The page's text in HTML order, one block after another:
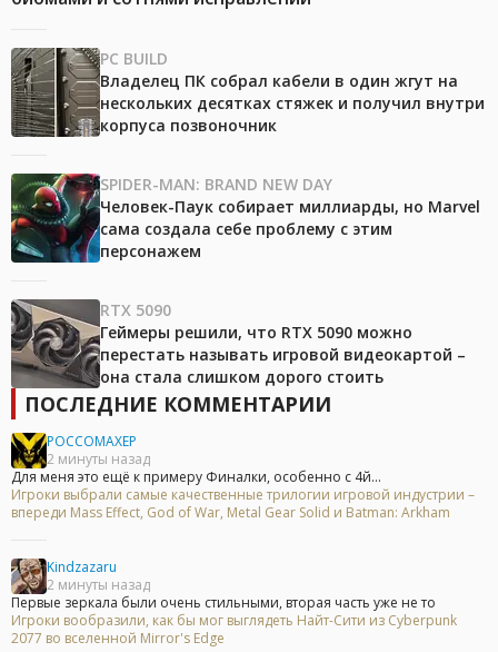
PC BUILD
Владелец ПК собрал кабели в один жгут на
нескольких десятках стяжек и получил внутри
корпуса позвоночник
SPIDER-MAN: BRAND NEW DAY
Человек-Паук собирает миллиарды, но Marvel
сама создала себе проблему с этим
персонажем
RTX 5090
Геймеры решили, что RTX 5090 можно
перестать называть игровой видеокартой –
она стала слишком дорого стоить
ПОСЛЕДНИЕ КОММЕНТАРИИ
POCCOMAXEP
2 минуты назад
Для меня это ещё к примеру Финалки, особенно с 4й...
Игроки выбрали самые качественные трилогии игровой индустрии –
впереди Mass Effect, God of War, Metal Gear Solid и Batman: Arkham
Kindzazaru
2 минуты назад
Первые зеркала были очень стильными, вторая часть уже не то
Игроки вообразили, как бы мог выглядеть Найт-Сити из Cyberpunk
2077 во вселенной Mirror's Edge